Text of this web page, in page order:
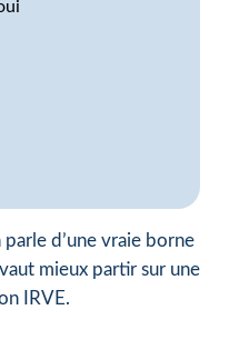
parle d’une vraie borne
mieux partir sur une
IRVE.